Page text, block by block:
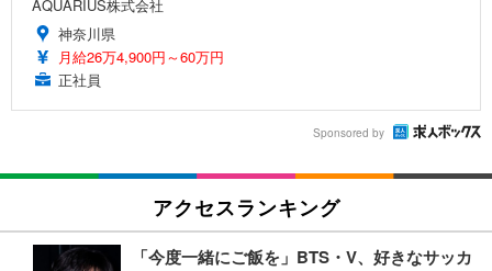
AQUARIUS株式会社
神奈川県
月給26万4,900円～60万円
正社員
Sponsored by
アクセスランキング
「今度一緒にご飯を」BTS・V、好きなサッカ